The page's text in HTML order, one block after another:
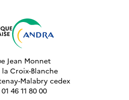
Jean Monnet
la Croix-Blanche
Malabry cedex
46 11 80 00